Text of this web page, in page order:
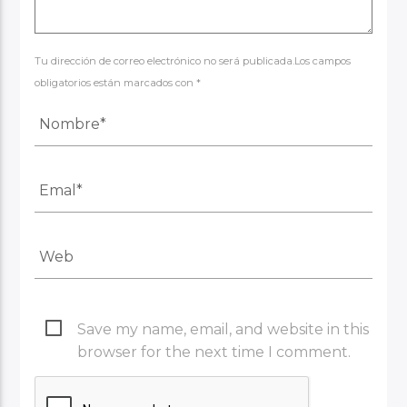
Tu dirección de correo electrónico no será publicada.Los campos
obligatorios están marcados con *
Save my name, email, and website in this
browser for the next time I comment.